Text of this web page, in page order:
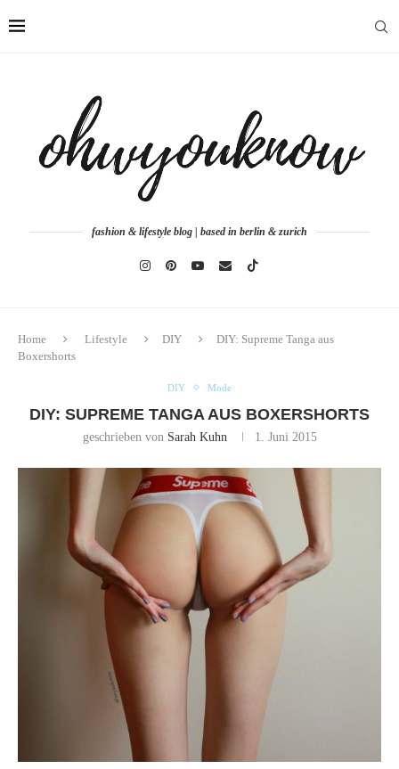
fashion & lifestyle blog | based in berlin & zurich
Home Lifestyle DIY
DIY: Supreme Tanga aus
Boxershorts
DIY Mode
DIY: SUPREME TANGA AUS BOXERSHORTS
geschrieben von Sarah Kuhn 1. Juni 2015